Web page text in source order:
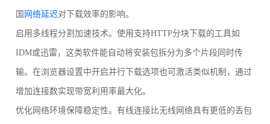
国 网络延迟对下载效率的影响。
启用多线程分割加速技术。使用支持HTTP分块下载的工具如
IDM或迅雷，这类软件能自动将安装包拆分为多个片段同时传
输。在浏览器设置中开启并行下载选项也可激活类似机制，通过
增加连接数实现带宽利用率最大化。
优化网络环境保障稳定性。有线连接比无线网络具有更低的丢包